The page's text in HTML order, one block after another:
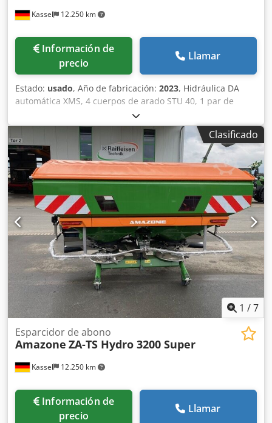
Kassel 12.250 km
Información de
precio
Llamar
Estado: usado, Año de fabricación: 2023, Hidráulica DA
automática XMS, 4 cuerpos de arado STU 40, 1 par de
cuchillas 4x 430 HD, 1 par de protectores de desgaste, 1
par de 4 rejas delanteras M0 RH65-85, cuchilla de disco
DM 500 para desbloqueo hidráulico de piedras reforzado,
rueda de soporte oscilante DM680. Crjdpfx Astvf Rweqvsf
Clasificado
1 /7
Kassel 12.250 km
Esparcidor de abono
Amazone ZA-TS Hydro 3200 Super
Información de
precio
Llamar